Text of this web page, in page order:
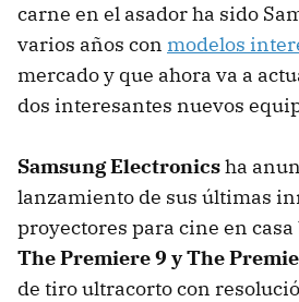
carne en el asador ha sido
varios años con modelos
mercado y que ahora va a
dos interesantes nuevos
Samsung Electronicsha
lanzamiento de sus últimas
proyectores para cine en
The Premiere 9 y The
de tiro ultracorto con